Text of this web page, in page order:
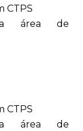
CTPS
na área de
CTPS
na área de